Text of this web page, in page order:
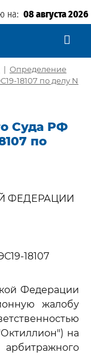
на: 08 августа 2026
| Определение
18107 по делу N
Суда РФ
по
ФЕДЕРАЦИИ
18107
Федерации
жалобу
на